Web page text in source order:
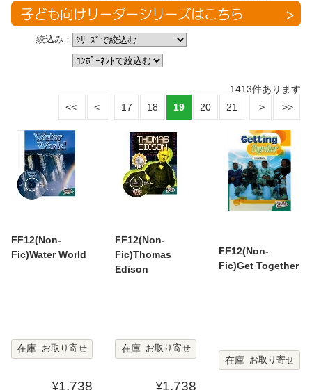
絞込み：
1413件あります
17
18 19 20 21
FF12(Non-
Fic)Water World
在庫 お取り寄せ
¥1,738
FF12(Non-
Fic)Thomas
Edison
在庫 お取り寄せ
¥1,738
FF12(Non-
Fic)Get Together
在庫 お取り寄せ